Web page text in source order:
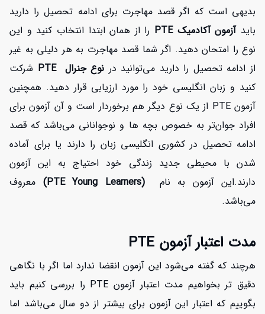
بدیهی است که اگر قصد مهاجرت برای ادامه تحصیل را دارید
بایدآزمون آکادمیک PTE
را از همان ابتدا انتخاب کنید و این
نوع را امتحان دهید. اگر شما قصد مهاجرت به هر دلیلی به غیر
از ادامه تحصیل را دارید می‌توانید در نوع جنرال PTE
شرکت
کنید و زبان انگلیسی خود را مورد ارزیابی قرار دهید. همچنین
آزمون PTE از یک نوع دیگر هم برخوردار است و آن آزمون برای
افراد جوان‌تر به خصوص بچه ها و نوجوانانی می‌باشد که قصد
ادامه تحصیل در کشوری انگلیسی زبان را دارند یا برای آماده
شدن با محیطی جدید زندگی خود احتیاج به این آزمون
دارند.این آزمون به نام(PTE Young Learners)
معروف
می‌باشد.
مدت اعتبار آزمون PTE
هرچند که گفته می‌شود این آزمون انقضا ندارد اما اگر با نگاهی
دقیق تر بخواهیم مدت اعتبار آزمون PTE را بررسی کنیم باید
بگوییم که اعتبار این آزمون برای بیشتر از دو سال می‌باشد اما